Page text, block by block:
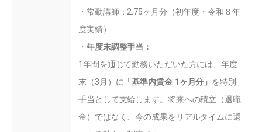
・常勤講師：2.75ヶ月分（初年度・令和８年
度実績）
・ 年度末調整手当：
1年間を通じて勤務いただいた方には、年度
末（3月）に 「基準内賃金 1ヶ月分」 を特別
手当として支給します。将来への積立（退職
金）ではなく、今の成果をリアルタイムに還